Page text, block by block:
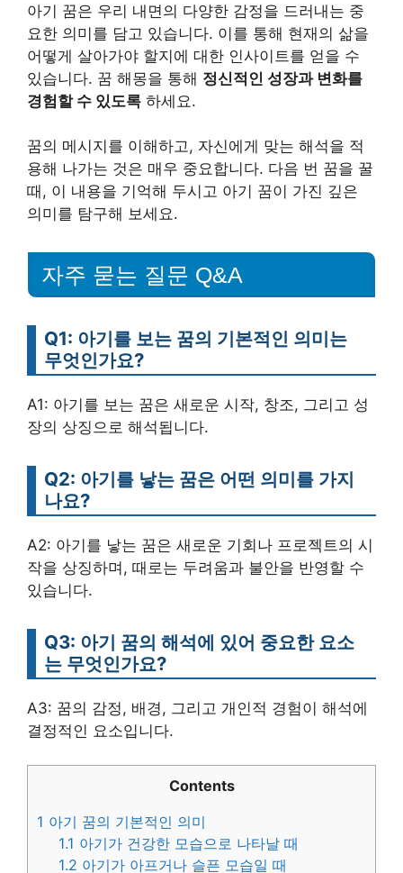
아기 꿈은 우리 내면의 다양한 감정을 드러내는 중
요한 의미를 담고 있습니다. 이를 통해 현재의 삶을
어떻게 살아가야 할지에 대한 인사이트를 얻을 수
있습니다. 꿈 해몽을 통해 정신적인 성장과 변화를
경험할 수 있도록 하세요.
꿈의 메시지를 이해하고, 자신에게 맞는 해석을 적
용해 나가는 것은 매우 중요합니다. 다음 번 꿈을 꿀
때, 이 내용을 기억해 두시고 아기 꿈이 가진 깊은
의미를 탐구해 보세요.
자주 묻는 질문 Q&A
Q1: 아기를 보는 꿈의 기본적인 의미는
무엇인가요?
A1: 아기를 보는 꿈은 새로운 시작, 창조, 그리고 성
장의 상징으로 해석됩니다.
Q2: 아기를 낳는 꿈은 어떤 의미를 가지
나요?
A2: 아기를 낳는 꿈은 새로운 기회나 프로젝트의 시
작을 상징하며, 때로는 두려움과 불안을 반영할 수
있습니다.
Q3: 아기 꿈의 해석에 있어 중요한 요소
는 무엇인가요?
A3: 꿈의 감정, 배경, 그리고 개인적 경험이 해석에
결정적인 요소입니다.
Contents
1 아기 꿈의 기본적인 의미
1.1 아기가 건강한 모습으로 나타날 때
1.2 아기가 아프거나 슬픈 모습일 때